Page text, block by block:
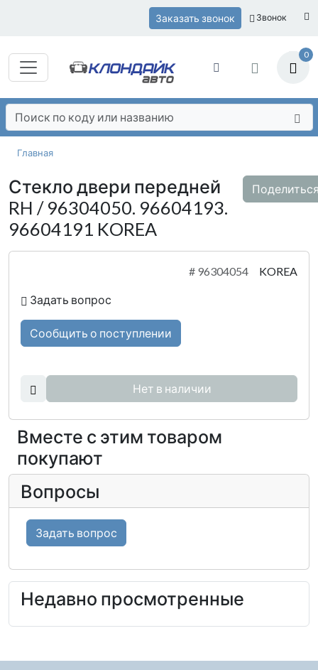
Заказать звонок Звонок
0
Главная
Стекло двери передней
RH / 96304050. 96604193.
96604191 KOREA
# 96304054 KOREA
Задать вопрос
Сообщить о поступлении
Нет в наличии
Вместе с этим товаром
покупают
Вопросы
Задать вопрос
Недавно просмотренные